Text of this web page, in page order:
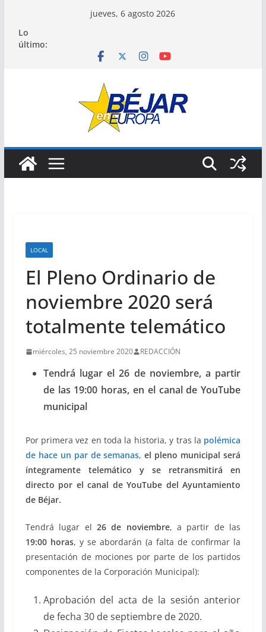
contenido
jueves, 6 agosto 2026
Lo
último:
LOCAL
El Pleno Ordinario de
noviembre 2020 será
totalmente telemático
miércoles, 25 noviembre 2020 REDACCIÓN
Tendrá lugar el 26 de noviembre, a partir
de las 19:00 horas, en el canal de YouTube
municipal
Por primera vez en toda la historia, y tras la polémica
de hace un par de semanas,el pleno municipal será
íntegramente telemático y se retransmitirá en
directo por el canal de YouTube del Ayuntamiento
de Béjar.
Tendrá lugar el 26 de noviembre, a partir de las
19:00 horas, y se abordarán (a falta de confirmar la
presentación de mociones por parte de los partidos
componentes de la Corporación Municipal):
Aprobación del acta de la sesión anterior
de fecha 30 de septiembre de 2020.